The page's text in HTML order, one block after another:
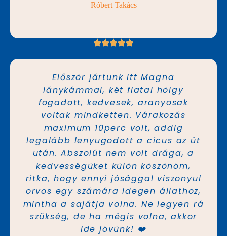
Róbert Takács
Először jártunk itt Magna
lánykámmal, két fiatal hölgy
fogadott, kedvesek, aranyosak
voltak mindketten. Várakozás
maximum 10perc volt, addig
legalább lenyugodott a cicus az út
után. Abszolút nem volt drága, a
kedvességüket külön köszönöm,
ritka, hogy ennyi jósággal viszonyul
orvos egy számára idegen állathoz,
mintha a sajátja volna. Ne legyen rá
szükség, de ha mégis volna, akkor
ide jövünk! ❤️